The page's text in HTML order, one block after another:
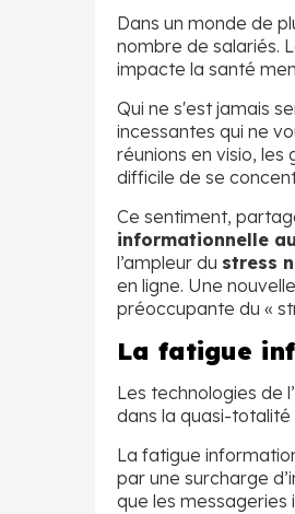
Dans un monde de
nombre de salariés.
impacte la santé
Qui ne s'est jamais
incessantes qui ne
réunions en visio,
difficile de se
Ce sentiment,
informationnelle
l’ampleur du stress
en ligne. Une
préoccupante du «
La fatigue
Les technologies de
dans la quasi-totalité
La fatigue
par une surcharge
que les messageries